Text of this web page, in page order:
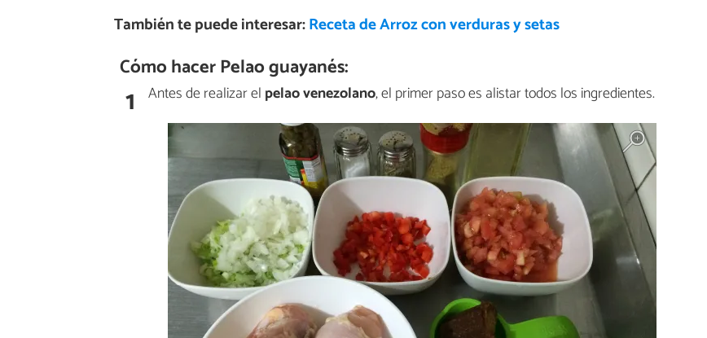
También te puede interesar:Receta de Arroz con verduras y setas
Cómo hacer Pelao guayanés:
1 Antes de realizar el pelao venezolano, el primer paso es alistar todos los ingredientes.